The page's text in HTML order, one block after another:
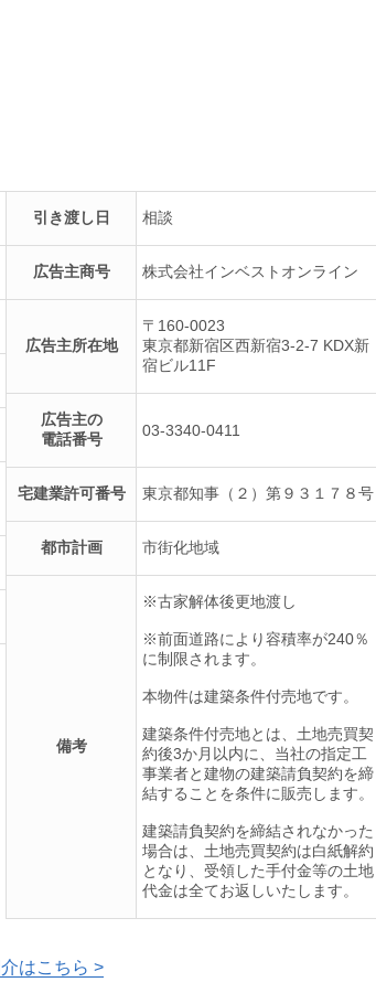
引き渡し日 相談
広告主商号 株式会社インベストオンライン
広告主所在地
〒160-0023
東京都新宿区西新宿3-2-7 KDX新
宿ビル11F
広告主の
電話番号
03-3340-0411
宅建業許可番号 東京都知事（２）第９３１７８号
都市計画 市街化地域
備考
※古家解体後更地渡し
※前面道路により容積率が240％
に制限されます。
本物件は建築条件付売地です。
建築条件付売地とは、土地売買契
約後3か月以内に、当社の指定工
事業者と建物の建築請負契約を締
結することを条件に販売します。
建築請負契約を締結されなかった
場合は、土地売買契約は白紙解約
となり、受領した手付金等の土地
代金は全てお返しいたします。
はこちら >